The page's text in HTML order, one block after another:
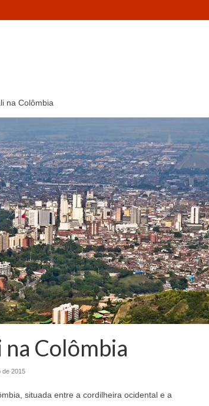
na Colômbia
na Colômbia
de 2015
situada entre a cordilheira ocidental e a